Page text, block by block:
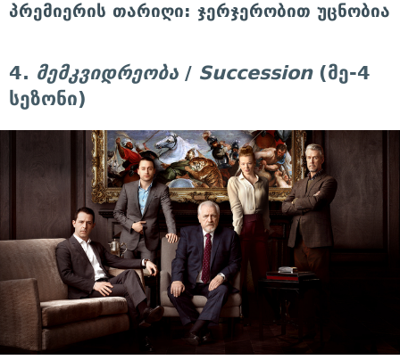
პრემიერის თარიღი: ჯერჯერობით უცნობია
4. მემკვიდრეობა / Succession(მე-4
სეზონი)